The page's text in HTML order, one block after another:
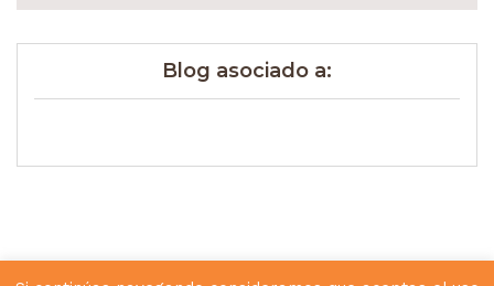
Blog asociado a: